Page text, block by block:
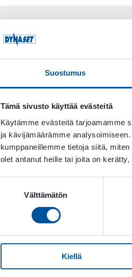
Suostumus
Tämä sivusto käyttää evästeitä
Käytämme evästeitä tarjoamamme
ja kävijämäärämme
kumppaneillemme tietoja siitä,
olet antanut heille tai joita on
Välttämätön
Kiellä
että HMV Hydraulinen